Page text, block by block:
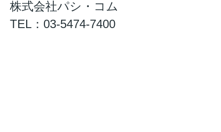
株式会社パシ・コム
TEL：03-5474-7400